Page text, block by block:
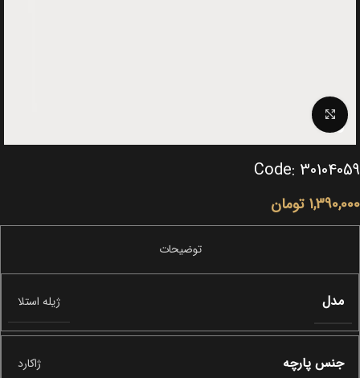
Click to enlarge
Code: 30104059
1,390,000 تومان
مدل ژیله استلا
جنس پارچه ژاکارد